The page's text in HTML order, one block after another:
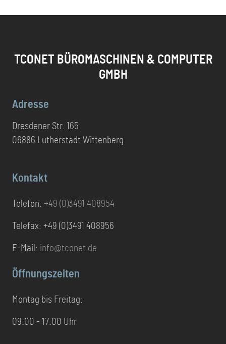
TCONET BÜROMASCHINEN & COMPUTER
GMBH
Adresse
Dresdener Str. 165
06886 Lutherstadt Wittenberg
Kontakt
Telefon: +49 (0)3491 408954
Telefax: +49 (0)3491 408956
E-Mail: info@tconet.de
Öffnungszeiten
Montag bis Freitag:
09:00 - 17:00 Uhr